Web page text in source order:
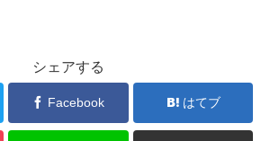
シェアする
Facebook はてブ